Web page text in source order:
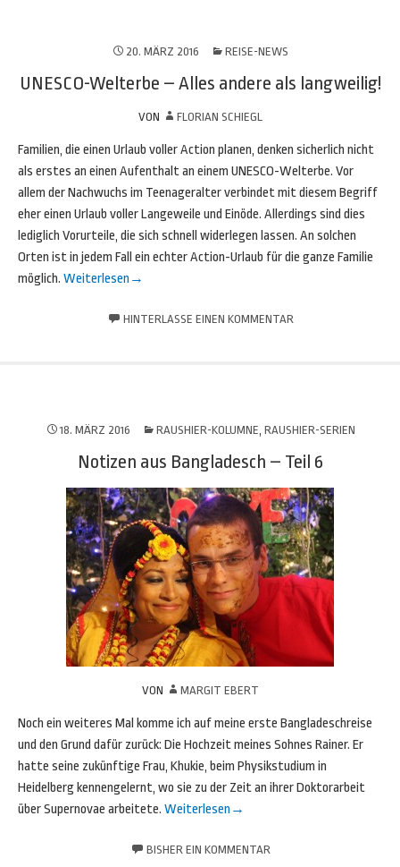
20. MÄRZ 2016 REISE-NEWS
UNESCO-Welterbe – Alles andere als langweilig!
VON FLORIAN SCHIEGL
Familien, die einen Urlaub voller Action planen, denken sicherlich nicht
als erstes an einen Aufenthalt an einem UNESCO-Welterbe. Vor
allem der Nachwuchs im Teenageralter verbindet mit diesem Begriff
eher einen Urlaub voller Langeweile und Einöde. Allerdings sind dies
lediglich Vorurteile, die sich schnell widerlegen lassen. An solchen
Orten ist in jedem Fall ein echter Action-Urlaub für die ganze Familie
möglich. Weiterlesen →
HINTERLASSE EINEN KOMMENTAR
18. MÄRZ 2016 RAUSHIER-KOLUMNE, RAUSHIER-SERIEN
Notizen aus Bangladesch – Teil 6
VON MARGIT EBERT
Noch ein weiteres Mal komme ich auf meine erste Bangladeschreise
und den Grund dafür zurück: Die Hochzeit meines Sohnes Rainer. Er
hatte seine zukünftige Frau, Khukie, beim Physikstudium in
Heidelberg kennengelernt, wo sie zu der Zeit an ihrer Doktorarbeit
über Supernovae arbeitete. Weiterlesen →
BISHER EIN KOMMENTAR